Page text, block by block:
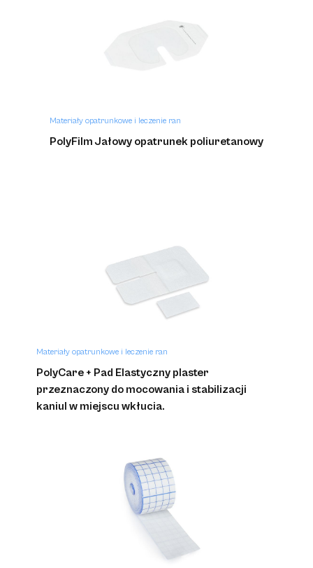
Materiały opatrunkowe i leczenie ran
PolyFilm Jałowy opatrunek poliuretanowy
Materiały opatrunkowe i leczenie ran
PolyCare + Pad Elastyczny plaster
przeznaczony do mocowania i stabilizacji
kaniul w miejscu wkłucia.